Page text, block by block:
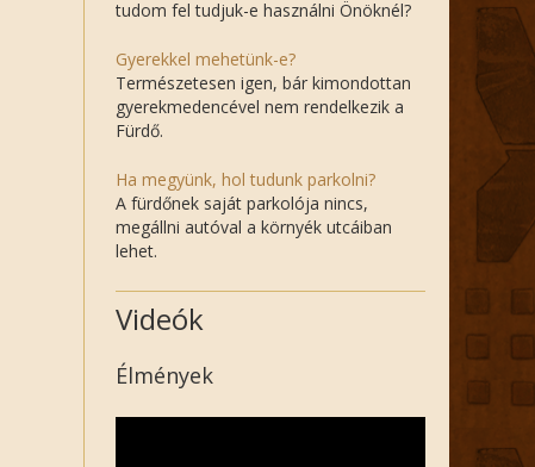
tudom fel tudjuk-e használni Önöknél?
Gyerekkel mehetünk-e?
Természetesen igen, bár kimondottan
gyerekmedencével nem rendelkezik a
Fürdő.
Ha megyünk, hol tudunk parkolni?
A fürdőnek saját parkolója nincs,
megállni autóval a környék utcáiban
lehet.
Videók
Élmények